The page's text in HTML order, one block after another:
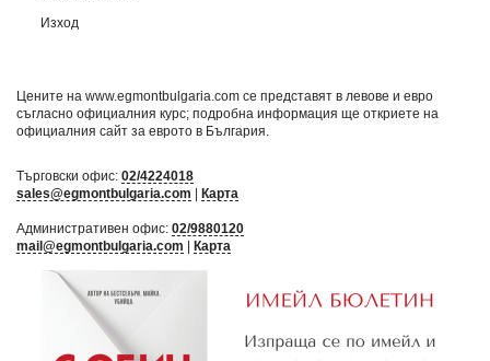
Изход
Цените на www.egmontbulgaria.com се представят в левове и евро
съгласно официалния курс; подробна информация ще откриете на
официалния сайт за еврото в България
Търговски офис: 02/4224018
sales@egmontbulgaria.com
Карта
Административен офис: 02/9880120
mail@egmontbulgaria.com
Карта